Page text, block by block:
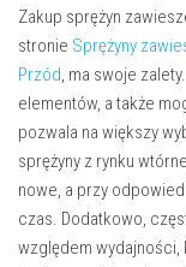
Zakup sprężyn
stronie Sprężyny
Przód, ma swoje
elementów, a także
pozwala na większy
sprężyny z rynku
nowe, a przy
czas. Dodatkowo,
względem